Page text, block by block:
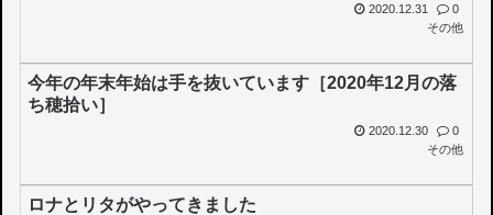
2020.12.31
0
その他
今年の年末年始は手を抜いています［2020年12月の落
ち穂拾い］
2020.12.30
0
その他
ロナとリタがやってきました